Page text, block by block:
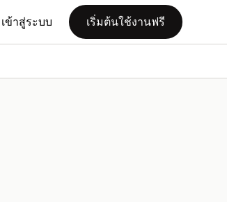
เข้าสู่ระบบ เริ่มต้นใช้งานฟรี